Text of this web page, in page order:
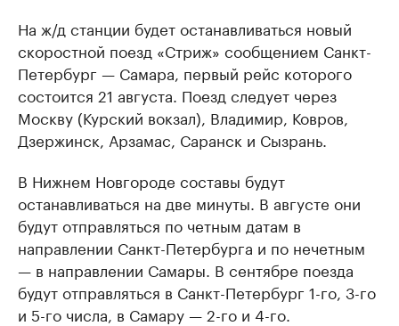
На ж/д станции будет останавливаться новый
скоростной поезд «Стриж» сообщением Санкт-
Петербург — Самара, первый рейс которого
состоится 21 августа. Поезд следует через
Москву (Курский вокзал), Владимир, Ковров,
Дзержинск, Арзамас, Саранск и Сызрань.
В Нижнем Новгороде составы будут
останавливаться на две минуты. В августе они
будут отправляться по четным датам в
направлении Санкт-Петербурга и по нечетным
— в направлении Самары. В сентябре поезда
будут отправляться в Санкт-Петербург 1-го, 3-го
и 5-го числа, в Самару — 2-го и 4-го.